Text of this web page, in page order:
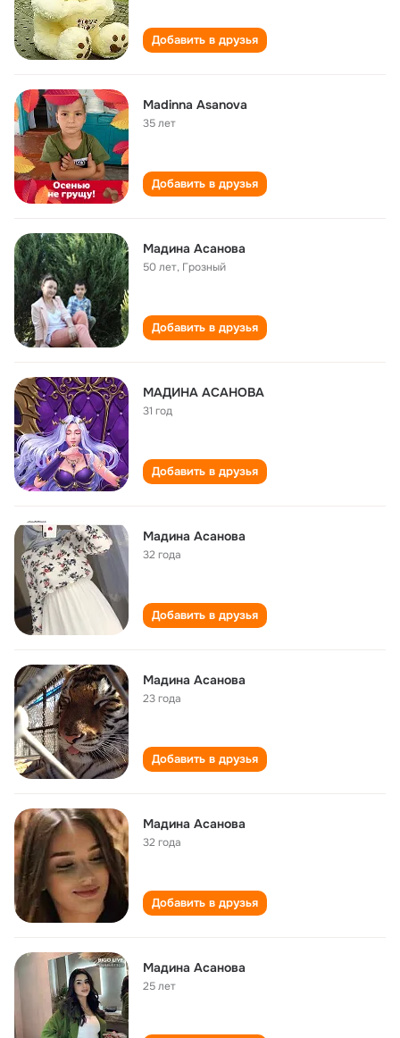
Добавить в друзья
Madinna Asanova
35 лет
Добавить в друзья
Мадина Асанова
50 лет, Грозный
Добавить в друзья
МАДИНА АСАНОВА
31 год
Добавить в друзья
Мадина Асанова
32 года
Добавить в друзья
Мадина Асанова
23 года
Добавить в друзья
Мадина Асанова
32 года
Добавить в друзья
Мадина Асанова
25 лет